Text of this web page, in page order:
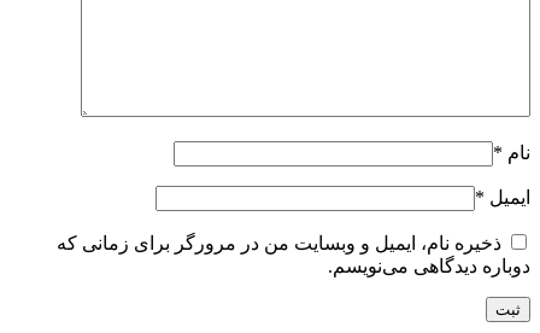
نام *
ایمیل *
ذخیره نام، ایمیل و وبسایت من در مرورگر برای زمانی که
دوباره دیدگاهی می‌نویسم.